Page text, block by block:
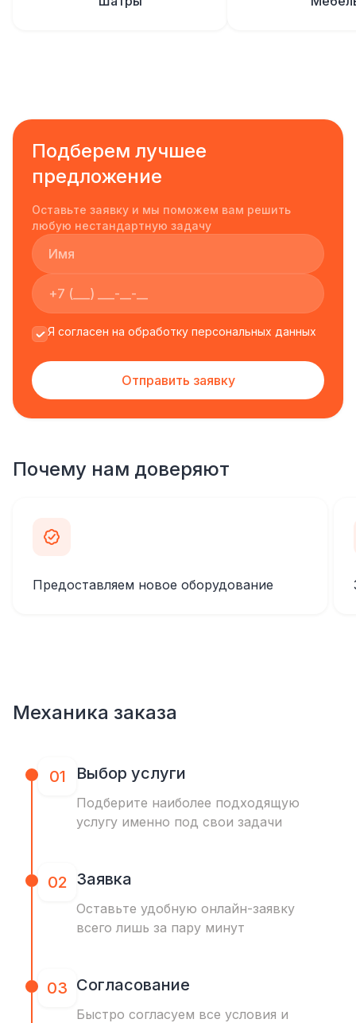
Подберем лучшее
предложение
Оставьте заявку и мы поможем вам решить
любую нестандартную задачу
Я согласен на обработку персональных данных
Отправить заявку
Почему нам доверяют
Предоставляем новое оборудование
Механика заказа
01 Выбор услуги
Подберите наиболее подходящую
услугу именно под свои задачи
02 Заявка
Оставьте удобную онлайн-заявку
всего лишь за пару минут
03 Согласование
Быстро согласуем все условия и